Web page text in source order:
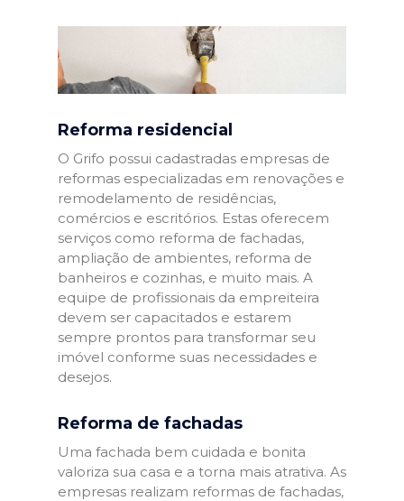
Reforma residencial
O Grifo possui cadastradas empresas de
reformas especializadas em renovações e
remodelamento de residências,
comércios e escritórios. Estas oferecem
serviços como reforma de fachadas,
ampliação de ambientes, reforma de
banheiros e cozinhas, e muito mais. A
equipe de profissionais da empreiteira
devem ser capacitados e estarem
sempre prontos para transformar seu
imóvel conforme suas necessidades e
desejos.
Reforma de fachadas
Uma fachada bem cuidada e bonita
valoriza sua casa e a torna mais atrativa. As
empresas realizam reformas de fachadas,